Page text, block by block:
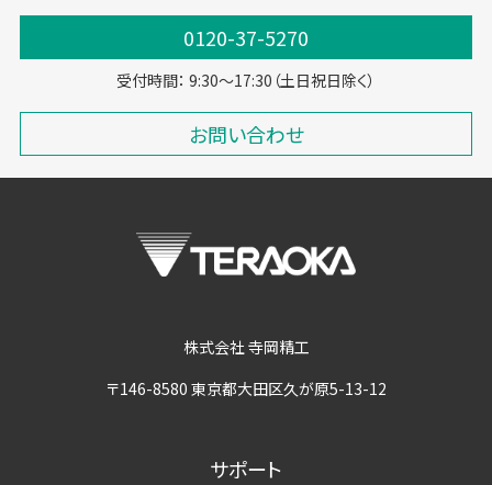
0120-37-5270
受付時間： 9:30～17:30（土日祝日除く）
お問い合わせ
株式会社 寺岡精工
〒146-8580 東京都大田区久が原5-13-12
サポート